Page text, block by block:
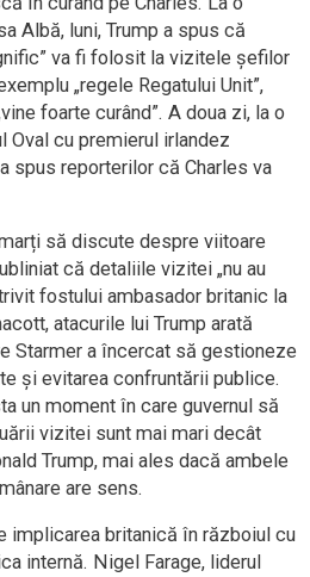
Albă, luni, Trump a spus că
va fi folosit la vizitele șefilor
„regele Regatului Unit”,
foarte curând”. A doua zi, la o
Oval cu premierul irlandez
spus reporterilor că Charles va
să discute despre viitoare
că detaliile vizitei „nu au
fostului ambasador britanic la
atacurile lui Trump arată
Starmer a încercat să gestioneze
și evitarea confruntării publice.
un moment în care guvernul să
vizitei sunt mai mari decât
Trump, mai ales dacă ambele
are sens.
implicarea britanică în războiul cu
internă. Nigel Farage, liderul